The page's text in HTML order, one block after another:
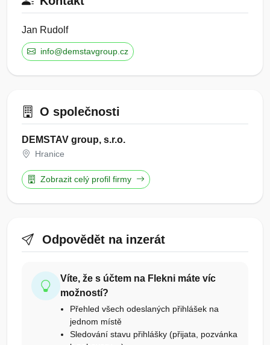
Jan Rudolf
info@demstavgroup.cz
O společnosti
DEMSTAV group, s.r.o.
Hranice
Zobrazit celý profil firmy
Odpovědět na inzerát
Víte, že s účtem na Flekni máte víc
možností?
Přehled všech odeslaných přihlášek na
jednom místě
Sledování stavu přihlášky (přijata, pozvánka